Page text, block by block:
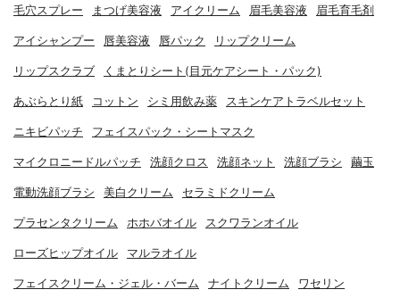
毛穴スプレー まつげ美容液 アイクリーム 眉毛美容液 眉毛育毛剤
アイシャンプー 唇美容液 唇パック リップクリーム
リップスクラブ くまとりシート(目元ケアシート・パック)
あぶらとり紙 コットン シミ用飲み薬 スキンケアトラベルセット
ニキビパッチ フェイスパック・シートマスク
マイクロニードルパッチ 洗顔クロス 洗顔ネット 洗顔ブラシ 繭玉
電動洗顔ブラシ 美白クリーム セラミドクリーム
プラセンタクリーム ホホバオイル スクワランオイル
ローズヒップオイル マルラオイル
フェイスクリーム・ジェル・バーム ナイトクリーム ワセリン